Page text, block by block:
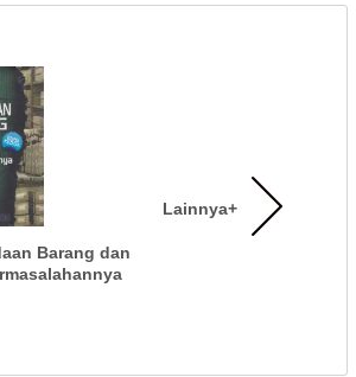
Barang dan
Lainnya+